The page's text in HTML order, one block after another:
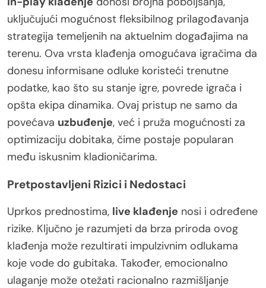
uključujući mogućnost fleksibilnog prilagođavanja
strategija temeljenih na aktuelnim događajima na
terenu. Ova vrsta klađenja omogućava igračima da
donesu informisane odluke koristeći trenutne
podatke, kao što su stanje igre, povrede igrača i
opšta ekipa dinamika. Ovaj pristup ne samo da
povećava uzbuđenje, već i pruža mogućnosti za
optimizaciju dobitaka, čime postaje popularan
među iskusnim kladioničarima.
Pretpostavljeni Rizici i Nedostaci
Uprkos prednostima, live klađenje nosi i određene
rizike. Ključno je razumjeti da brza priroda ovog
klađenja može rezultirati impulzivnim odlukama
koje vode do gubitaka. Također, emocionalno
ulaganje može otežati racionalno razmišljanje